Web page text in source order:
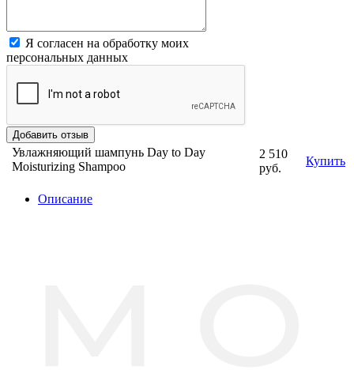
Я согласен на обработку моих
персональных данных
Увлажняющий шампунь Day to Day
Moisturizing Shampoo
2 510
руб.
Купить
Описание